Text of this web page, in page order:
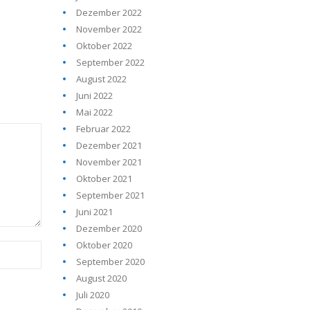
Dezember 2022
November 2022
Oktober 2022
September 2022
August 2022
Juni 2022
Mai 2022
Februar 2022
Dezember 2021
November 2021
Oktober 2021
September 2021
Juni 2021
Dezember 2020
Oktober 2020
September 2020
August 2020
Juli 2020